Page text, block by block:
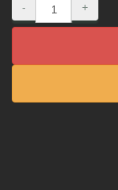
-
+